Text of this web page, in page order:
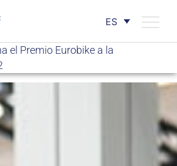
ES
el Premio Eurobike a la